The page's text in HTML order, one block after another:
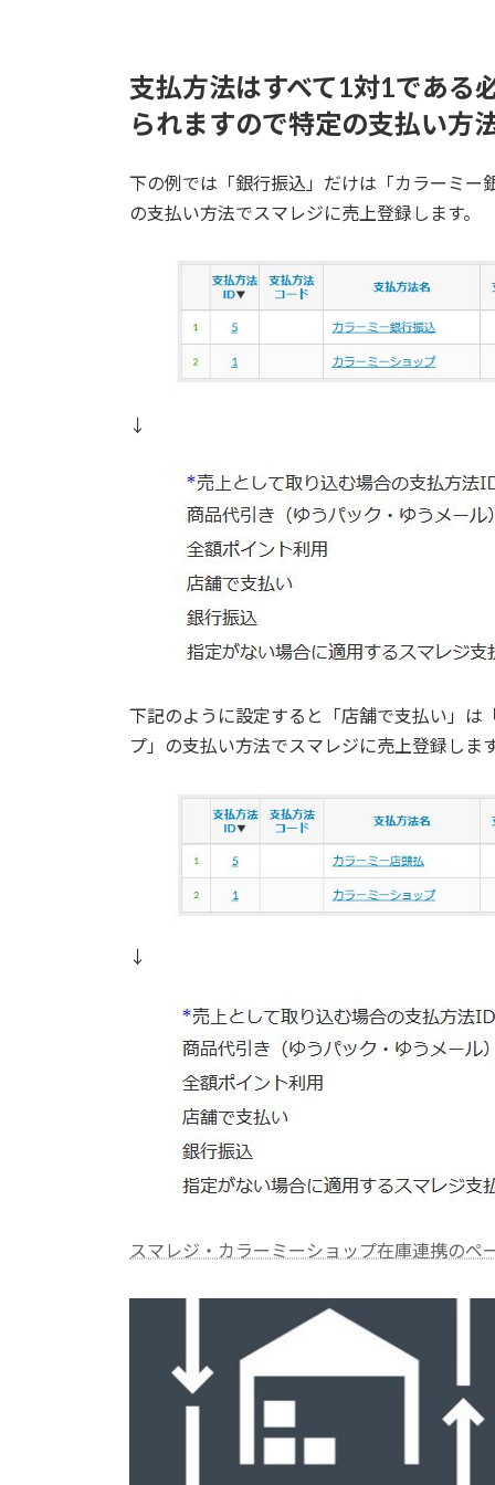
支払方法はすべて1対1である
られますので特定の支払い方
下の例では「銀行振込」だけは「カラーミー
の支払い方法でスマレジに売上登録します。
↓
下記のように設定すると「店舗で支払い」は
プ」の支払い方法でスマレジに売上登録しま
↓
スマレジ・カラーミーショップ在庫連携のペ